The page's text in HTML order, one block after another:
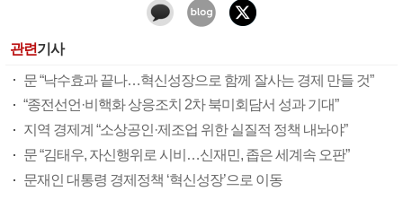
관련기사
문 “낙수효과 끝나…혁신성장으로 함께 잘사는 경제 만들 것”
“종전선언·비핵화 상응조치 2차 북미회담서 성과 기대”
지역 경제계 “소상공인·제조업 위한 실질적 정책 내놔야”
문 “김태우, 자신행위로 시비…신재민, 좁은 세계속 오판”
문재인 대통령 경제정책 ‘혁신성장’으로 이동